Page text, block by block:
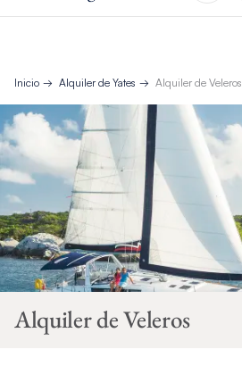
Inicio Alquiler de Yates Alquiler de Veleros
Alquiler de Veleros